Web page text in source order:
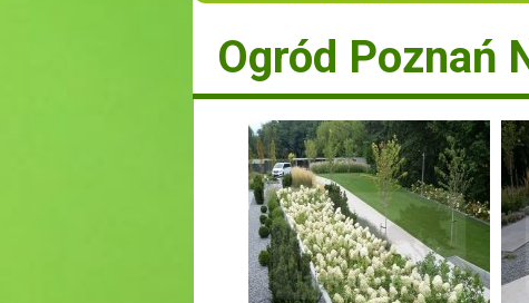
Ogród Poznań